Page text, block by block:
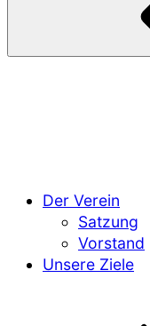
Der Verein
Satzung
Vorstand
Unsere Ziele